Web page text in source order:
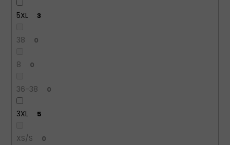
5XL 3
38 0
8 0
36-38 0
3XL 5
XS/S 0